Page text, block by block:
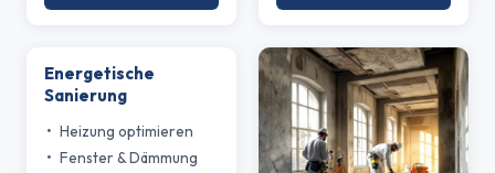
Energetische
Sanierung
Heizung optimieren
Fenster & Dämmung